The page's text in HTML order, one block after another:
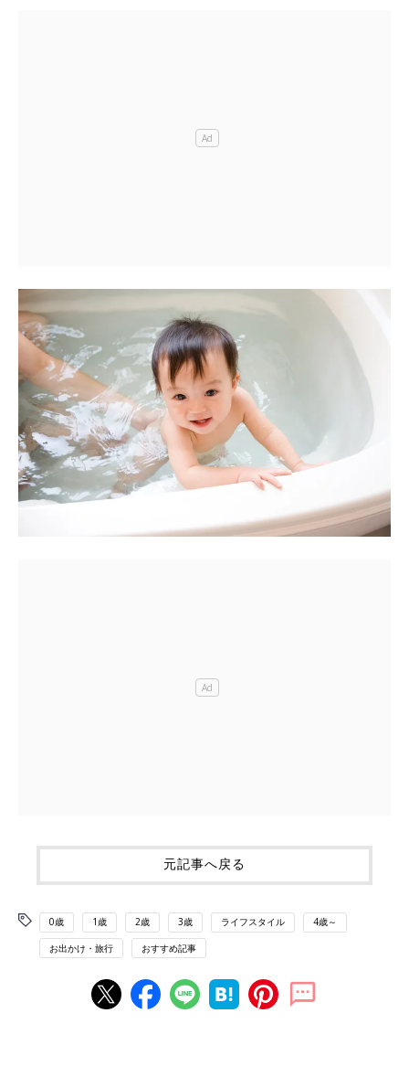
元記事へ戻る
0歳 1歳 2歳 3歳 ライフスタイル 4歳～
お出かけ・旅行 おすすめ記事